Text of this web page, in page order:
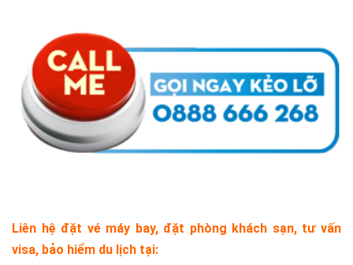
Liên hệ đặt vé máy bay, đặt phòng khách sạn, tư vấn
visa, bảo hiểm du lịch tại: